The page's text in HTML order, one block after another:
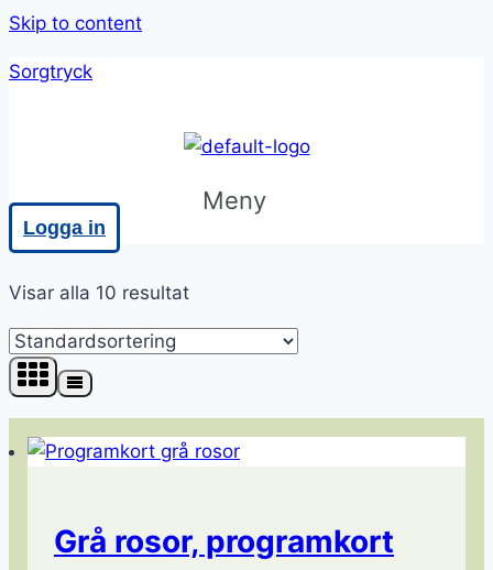
Skip to content
Sorgtryck
Meny
Logga in
Visar alla 10 resultat
Grå rosor, programkort